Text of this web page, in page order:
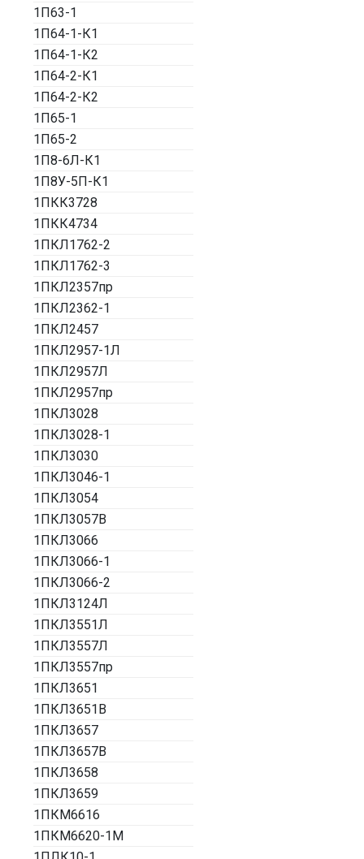
1П63-1
1П64-1-К1
1П64-1-К2
1П64-2-К1
1П64-2-К2
1П65-1
1П65-2
1П8-6Л-К1
1П8У-5П-К1
1ПКК3728
1ПКК4734
1ПКЛ1762-2
1ПКЛ1762-3
1ПКЛ2357пр
1ПКЛ2362-1
1ПКЛ2457
1ПКЛ2957-1Л
1ПКЛ2957Л
1ПКЛ2957пр
1ПКЛ3028
1ПКЛ3028-1
1ПКЛ3030
1ПКЛ3046-1
1ПКЛ3054
1ПКЛ3057В
1ПКЛ3066
1ПКЛ3066-1
1ПКЛ3066-2
1ПКЛ3124Л
1ПКЛ3551Л
1ПКЛ3557Л
1ПКЛ3557пр
1ПКЛ3651
1ПКЛ3651В
1ПКЛ3657
1ПКЛ3657В
1ПКЛ3658
1ПКЛ3659
1ПКМ6616
1ПКМ6620-1М